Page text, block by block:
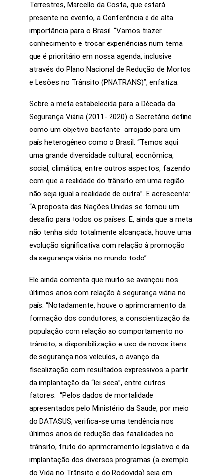
Terrestres, Marcello da Costa,que estará
presente no evento, a Conferência é de alta
importância para o Brasil. “Vamos trazer
conhecimento e trocar experiências num tema
que é prioritário em nossa agenda, inclusive
através do Plano Nacional de Redução de Mortos
e Lesões no Trânsito (PNATRANS)”, enfatiza.
Sobre a meta estabelecida para a Década da
Segurança Viária (2011- 2020) o Secretário define
como um objetivo bastante arrojado para um
país heterogêneo como o Brasil. “Temos aqui
uma grande diversidade cultural, econômica,
social, climática, entre outros aspectos, fazendo
com que a realidade do trânsito em uma região
não seja igual a realidade de outra”. E acrescenta:
“A proposta das Nações Unidas se tornou um
desafio para todos os países. E, ainda que a meta
não tenha sido totalmente alcançada, houve uma
evolução significativa com relação à promoção
da segurança viária no mundo todo”.
Ele ainda comenta que muito se avançou nos
últimos anos com relação à segurança viária no
país. “Notadamente, houve o aprimoramento da
formação dos condutores, a conscientização da
população com relação ao comportamento no
trânsito, a disponibilização e uso de novos itens
de segurança nos veículos, o avanço da
fiscalização com resultados expressivos a partir
da implantação da “lei seca”, entre outros
fatores. “Pelos dados de mortalidade
apresentados pelo Ministério da Saúde, por meio
do DATASUS, verifica-se uma tendência nos
últimos anos de redução das fatalidades no
trânsito, fruto do aprimoramento legislativo e da
implantação dos diversos programas (a exemplo
do Vida no Trânsito e do Rodovida) seja em